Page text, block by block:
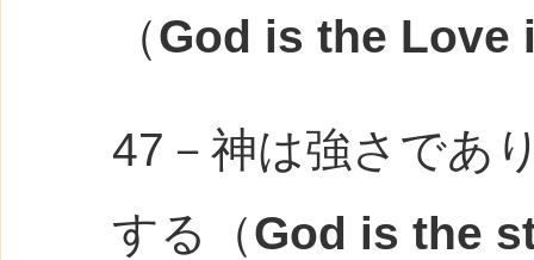
（God is the
47－神は強さであ
する（God is the